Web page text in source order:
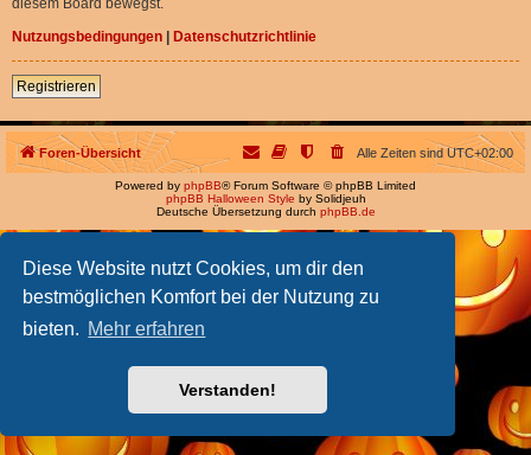
Diese Website nutzt Cookies, um dir den
bestmöglichen Komfort bei der Nutzung zu
bieten. Mehr erfahren
Verstanden!
Nutzungsbedingungen | Datenschutzrichtlinie
Registrieren
Foren-Übersicht Alle Zeiten sindUTC+02:00
Powered by phpBB® Forum Software © phpBB Limited
phpBB Halloween Style by Solidjeuh
Deutsche Übersetzung durch phpBB.de